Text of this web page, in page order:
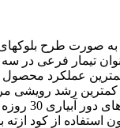
هر دور آبیاری کمترین
از 750 گرم کود ازته برای هر درخت، حداقل